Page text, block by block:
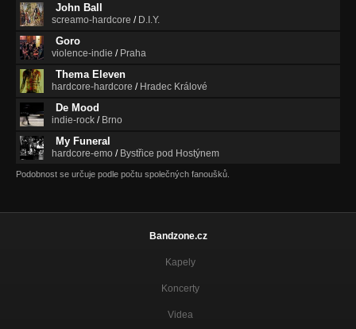
John Ball
screamo-hardcore / D.I.Y.
Goro
violence-indie / Praha
Thema Eleven
hardcore-hardcore / Hradec Králové
De Mood
indie-rock / Brno
My Funeral
hardcore-emo / Bystřice pod Hostýnem
Podobnost se určuje podle počtu společných fanoušků.
Bandzone.cz
Kapely
Koncerty
Videa